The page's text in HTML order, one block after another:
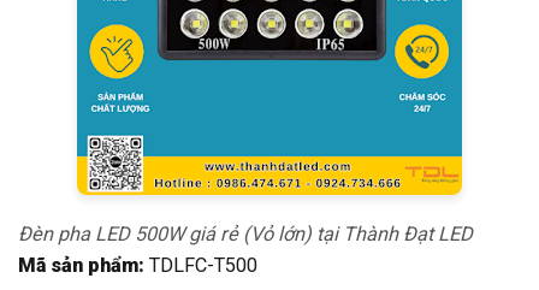
Đèn pha LED 500W giá rẻ (Vỏ lớn) tại Thành Đạt LED
Mã sản phẩm: TDLFC-T500